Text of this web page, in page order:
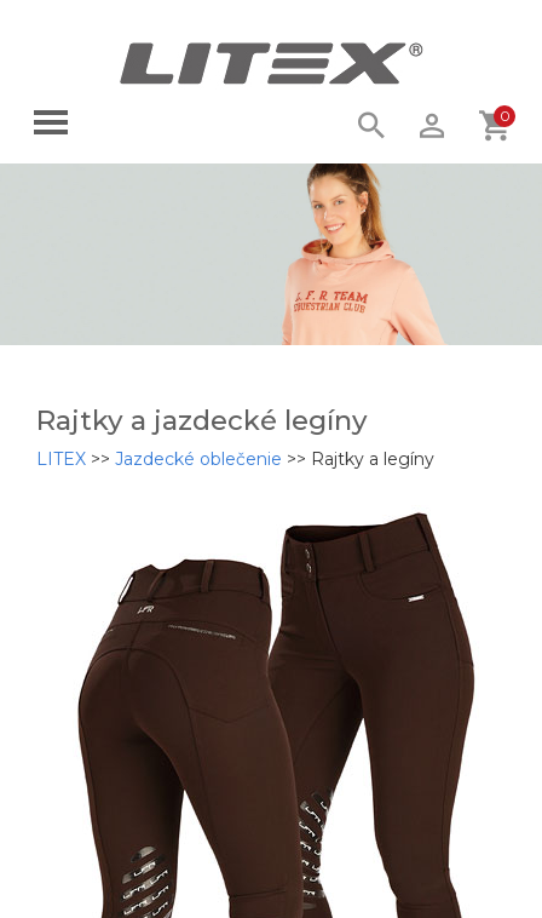
0
Rajtky a jazdecké legíny
LITEX >> Jazdecké oblečenie >> Rajtky a legíny